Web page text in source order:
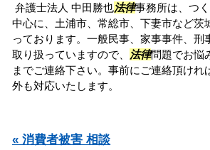
弁護士法人 中田勝也法律事務所は、つ
中心に、土浦市、常総市、下妻市など茨
っております。一般民事、家事事件、刑
取り扱っていますので、
法律問題でお悩
までご連絡下さい。事前にご連絡頂けれ
外も対応いたします。
« 消費者被害 相談